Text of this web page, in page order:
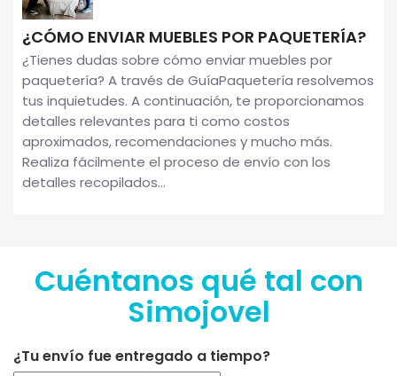
¿CÓMO ENVIAR MUEBLES POR PAQUETERÍA?
¿Tienes dudas sobre cómo enviar muebles por
paquetería? A través de GuíaPaquetería resolvemos
tus inquietudes. A continuación, te proporcionamos
detalles relevantes para ti como costos
aproximados, recomendaciones y mucho más.
Realiza fácilmente el proceso de envío con los
detalles recopilados...
Cuéntanos qué tal con
Simojovel
¿Tu envío fue entregado a tiempo?